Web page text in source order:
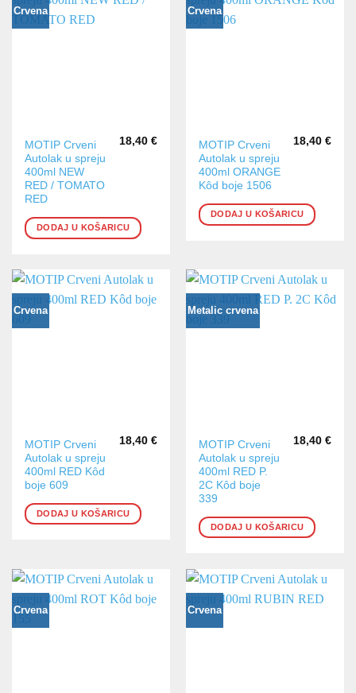
Crvena
MOTIP Crveni
Autolak u spreju
400ml NEW
RED / TOMATO
RED
18,40 €
DODAJ U KOŠARICU
Crvena
MOTIP Crveni
Autolak u spreju
400ml ORANGE
Kôd boje 1506
18,40 €
DODAJ U KOŠARICU
Crvena
MOTIP Crveni
Autolak u spreju
400ml RED Kôd
boje 609
18,40 €
DODAJ U KOŠARICU
Metalic crvena
MOTIP Crveni
Autolak u spreju
400ml RED P.
2C Kôd boje
339
18,40 €
DODAJ U KOŠARICU
Crvena Crvena